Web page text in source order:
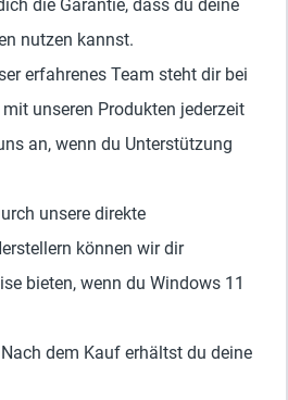
die Garantie, dass du deine
nutzen kannst.
erfahrenes Team steht dir bei
unseren Produkten jederzeit
an, wenn du Unterstützung
unsere direkte
können wir dir
bieten, wenn du Windows 11
dem Kauf erhältst du deine